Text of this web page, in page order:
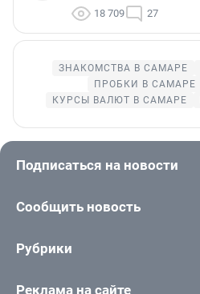
18 709 27
ЗНАКОМСТВА В САМАРЕ
ПРОБКИ В САМАРЕ
КУРСЫ ВАЛЮТ В САМАРЕ
Подписаться на новости
Сообщить новость
Рубрики
Реклама на сайте